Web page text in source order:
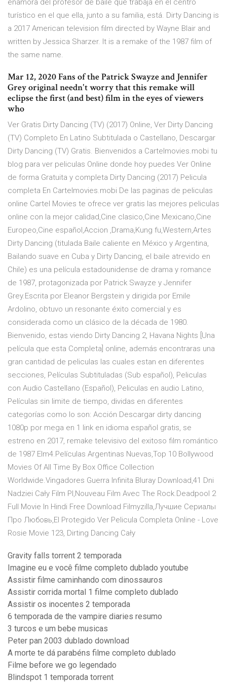
enamora del profesor de baile que trabaja en el centro
turístico en el que ella, junto a su familia, está. Dirty Dancing is
a 2017 American television film directed by Wayne Blair and
written by Jessica Sharzer. It is a remake of the 1987 film of
the same name.
Mar 12, 2020 Fans of the Patrick Swayze and Jennifer
Grey original needn't worry that this remake will
eclipse the first (and best) film in the eyes of viewers
who
Ver Gratis Dirty Dancing (TV) (2017) Online, Ver Dirty Dancing
(TV) Completo En Latino Subtitulada o Castellano, Descargar
Dirty Dancing (TV) Gratis. Bienvenidos a Cartelmovies.mobi tu
blog para ver peliculas Online donde hoy puedes Ver Online
de forma Gratuita y completa Dirty Dancing (2017) Pelicula
completa En Cartelmovies.mobi De las paginas de peliculas
online Cartel Movies te ofrece ver gratis las mejores peliculas
online con la mejor calidad,Cine clasico,Cine Mexicano,Cine
Europeo,Cine español,Accion ,Drama,Kung fu,Western,Artes
Dirty Dancing (titulada Baile caliente en México y Argentina,
Bailando suave en Cuba y Dirty Dancing, el baile atrevido en
Chile) es una película estadounidense de drama y romance
de 1987, protagonizada por Patrick Swayze y Jennifer
Grey.Escrita por Eleanor Bergstein y dirigida por Emile
Ardolino, obtuvo un resonante éxito comercial y es
considerada como un clásico de la década de 1980.
Bienvenido, estas viendo Dirty Dancing 2, Havana Nights [Una
película que esta Completa] online, además encontraras una
gran cantidad de peliculas las cuales estan en diferentes
secciones, Películas Subtituladas (Sub español), Peliculas
con Audio Castellano (Español), Peliculas en audio Latino,
Películas sin limite de tiempo, dividas en diferentes
categorías como lo son: Acción Descargar dirty dancing
1080p por mega en 1 link en idioma español gratis, se
estreno en 2017, remake televisivo del exitoso film romántico
de 1987 Elm4.Películas Argentinas Nuevas,Top 10 Bollywood
Movies Of All Time By Box Office Collection
Worldwide.Vingadores Guerra Infinita Bluray Download,41 Dni
Nadziei Cały Film Pl,Nouveau Film Avec The Rock.Deadpool 2
Full Movie In Hindi Free Download Filmyzilla,Лучшие Сериалы
Про Любовь,El Protegido Ver Pelicula Completa Online - Love
Rosie Movie 123, Dirting Dancing Cały
Gravity falls torrent 2 temporada
Imagine eu e você filme completo dublado youtube
Assistir filme caminhando com dinossauros
Assistir corrida mortal 1 filme completo dublado
Assistir os inocentes 2 temporada
6 temporada de the vampire diaries resumo
3 turcos e um bebe musicas
Peter pan 2003 dublado download
A morte te dá parabéns filme completo dublado
Filme before we go legendado
Blindspot 1 temporada torrent